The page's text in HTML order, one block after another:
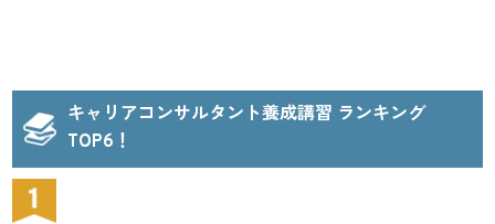
キャリアコンサルタント養成講習 ランキング
TOP6！